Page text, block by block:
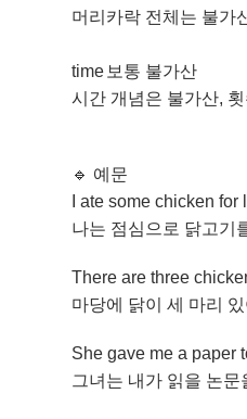
머리카락 전체는 불가
time 보통 불가산
시간 개념은 불가산,
🔹 예문
I ate some chicken for
나는 점심으로 닭고기
There are three
마당에 닭이 세 마리
She gave me a paper
그녀는 내가 읽을 논